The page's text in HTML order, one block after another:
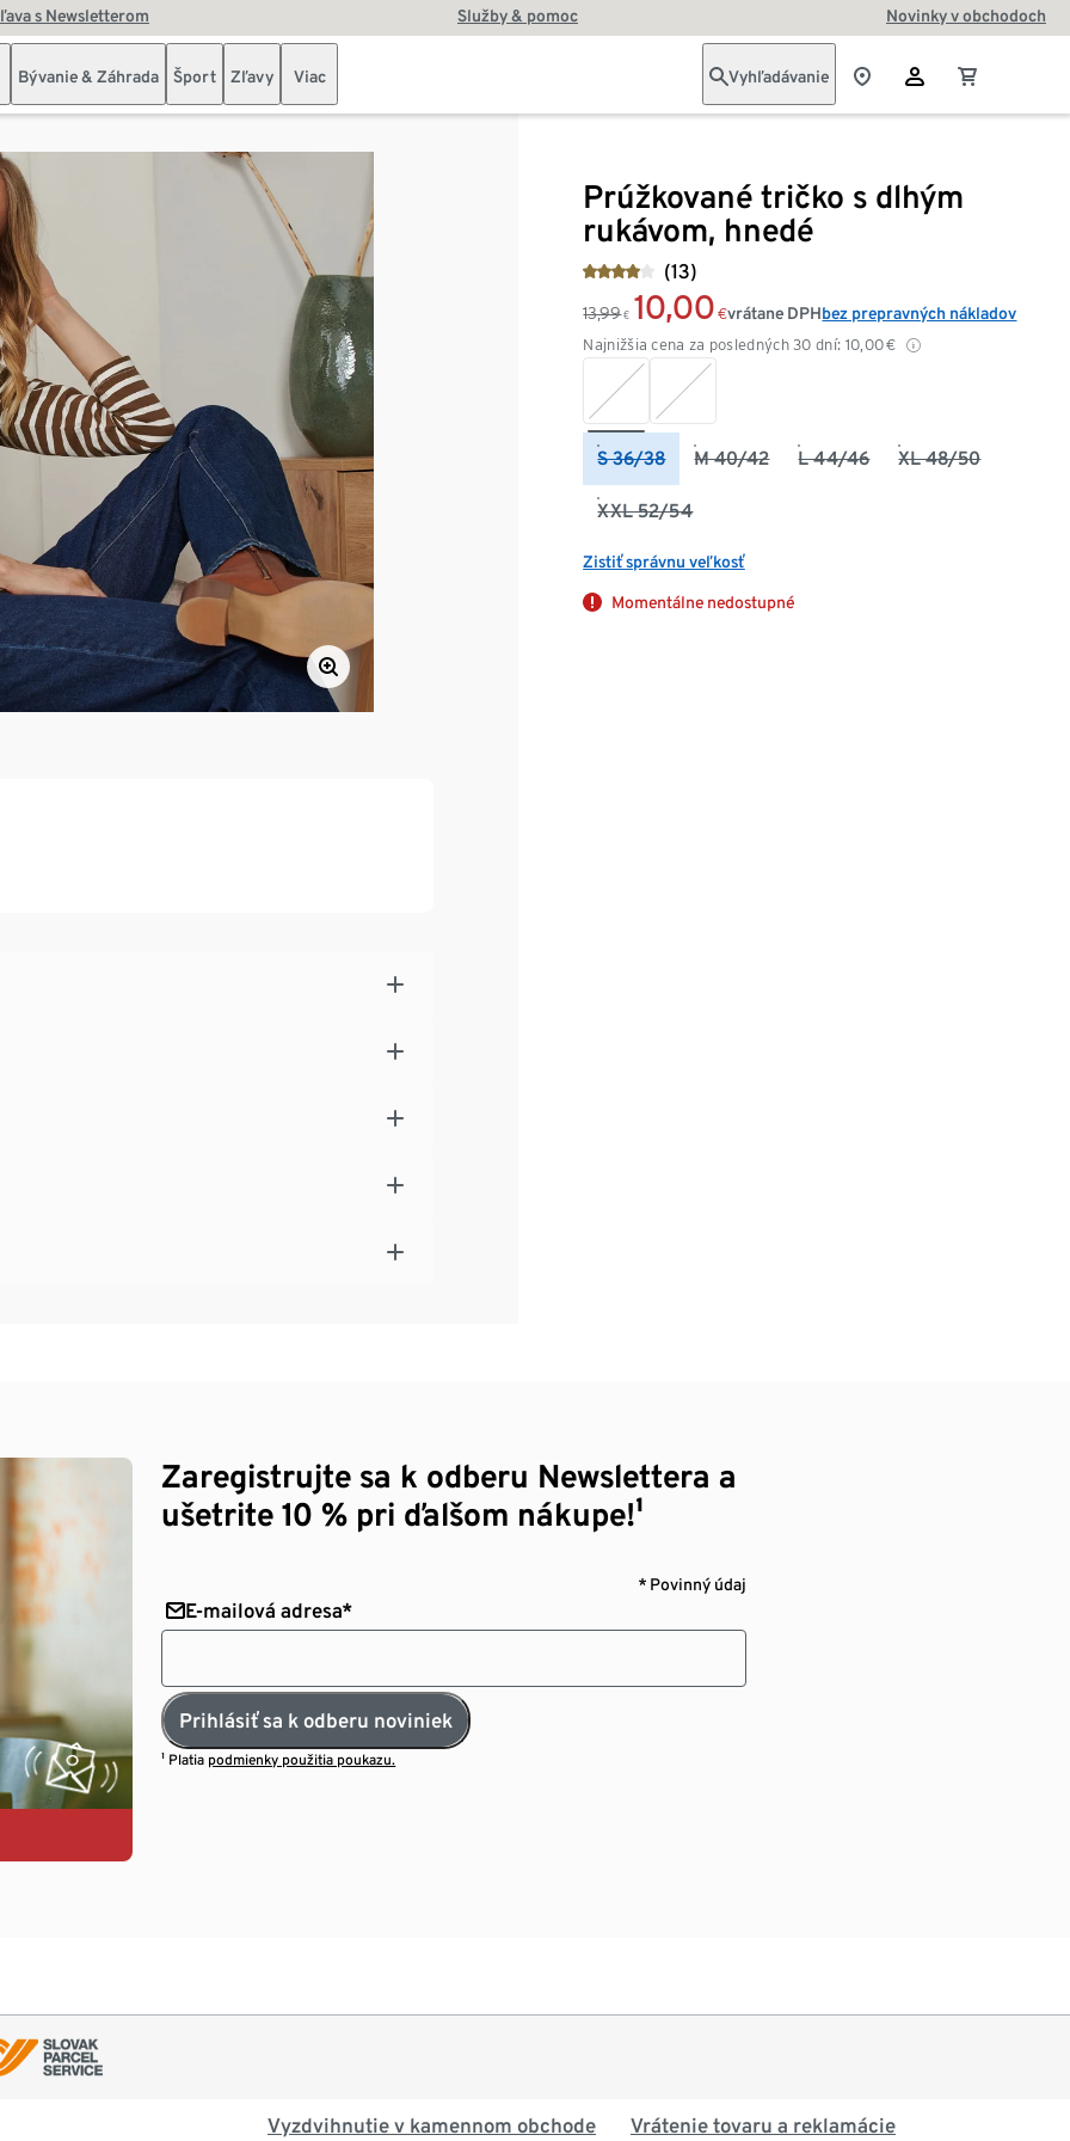
s Newsletterom Služby & pomoc Novinky v obchodoch
Bývanie & Záhrada Šport Zľavy Viac Vyhľadávanie
Prúžkované tričko s dlhým
rukávom, hnedé
(13)
13,99 € 10,00 €
Najnižšia cena za posledných 30 dní: 10,00€
vrátane DPHbez prepravných nákladov
S 36/38 M 40/42 L 44/46 XL 48/50
XXL 52/54
Zistiť správnu veľkosť
Momentálne nedostupné
Zaregistrujte sa k odberu Newslettera a
ušetrite 10 % pri ďalšom nákupe!¹
* Povinný údaj
E-mailová adresa*
Prihlásiť sa k odberu noviniek
¹ Platia podmienky použitia poukazu.
Vyzdvihnutie v kamennom obchode Vrátenie tovaru a reklamácie